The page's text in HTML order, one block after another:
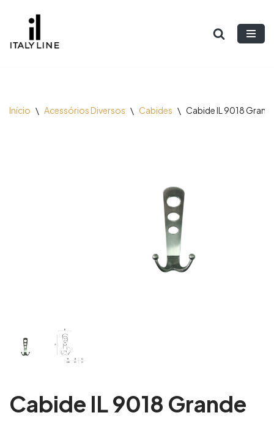
para
Início \ Acessórios Diversos \ Cabides \ Cabide IL 9018
Cabide IL 9018 Grande